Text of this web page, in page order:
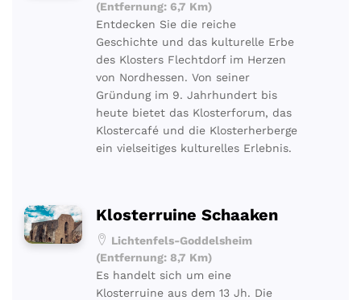
(Entfernung: 6,7 Km)
Entdecken Sie die reiche
Geschichte und das kulturelle Erbe
des Klosters Flechtdorf im Herzen
von Nordhessen. Von seiner
Gründung im 9. Jahrhundert bis
heute bietet das Klosterforum, das
Klostercafé und die Klosterherberge
ein vielseitiges kulturelles Erlebnis.
Klosterruine Schaaken
Lichtenfels-Goddelsheim
(Entfernung: 8,7 Km)
Es handelt sich um eine
Klosterruine aus dem 13 Jh. Die